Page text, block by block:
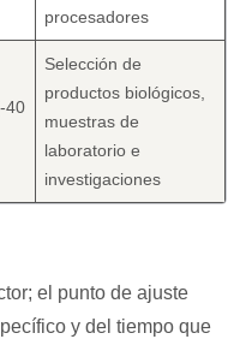
procesadores
40
Selección de
productos biológicos,
muestras de
laboratorio e
investigaciones
el punto de ajuste
y del tiempo que